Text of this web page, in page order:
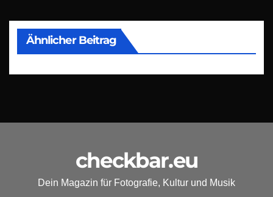
Ähnlicher Beitrag
checkbar.eu
Dein Magazin für Fotografie, Kultur und Musik